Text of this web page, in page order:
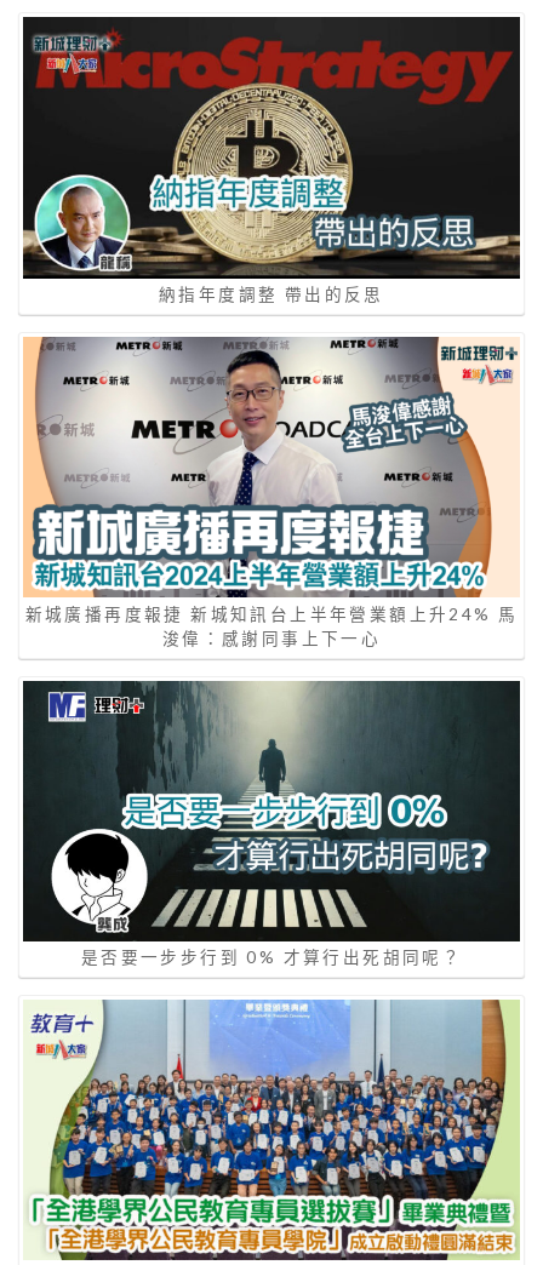
納指年度調整 帶出的反思
新城廣播再度報捷 新城知訊台上半年營業額上升24% 馬
浚偉：感謝同事上下一心
是否要一步步行到 0% 才算行出死胡同呢？